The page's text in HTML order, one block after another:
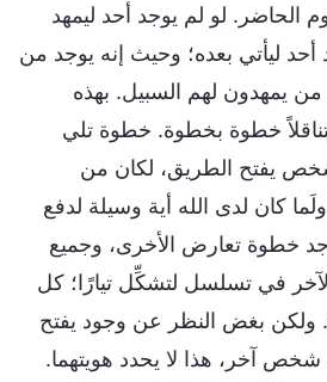
الحاضر. لو لم يوجد أحد ليمهد
ليأتي بعده؛ وحيث إنه يوجد من
من يمهدون لهم السبيل. بهذه
خطوة بخطوة. خطوة تلي
يفتح الطريق، لكان من
كان لدى الله أية وسيلة لدفع
خطوة تعارض الأخرى، وجميع
في تسلسل لتشكِّل تيارًا؛ كل
ولكن بغض النظر عن وجود يفتح
آخر، هذا لا يحدد هويتهما.